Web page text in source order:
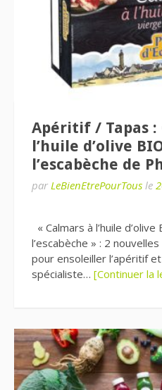
Apéritif / Tapas :
l’huile d’olive
l’escabèche de
par LeBienEtrePourTous le
« Calmars à l’huile
l’escabèche » : 2
pour ensoleiller l’apéritif
spécialiste… [Continuer la